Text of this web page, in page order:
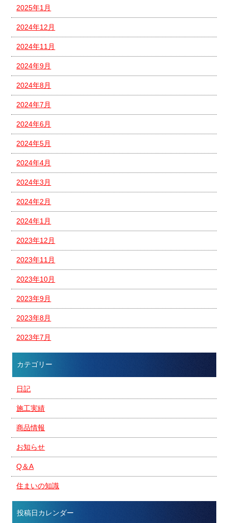
2025年1月
2024年12月
2024年11月
2024年9月
2024年8月
2024年7月
2024年6月
2024年5月
2024年4月
2024年3月
2024年2月
2024年1月
2023年12月
2023年11月
2023年10月
2023年9月
2023年8月
2023年7月
カテゴリー
日記
施工実績
商品情報
お知らせ
Q＆A
住まいの知識
投稿日カレンダー